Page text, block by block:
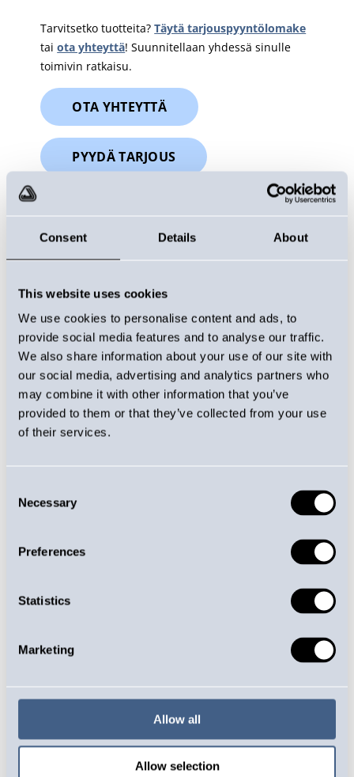
Consent Details About
This website uses cookies
We use cookies to personalise content and ads, to
provide social media features and to analyse our traffic.
We also share information about your use of our site with
our social media, advertising and analytics partners who
may combine it with other information that you’ve
provided to them or that they’ve collected from your use
of their services.
Selection
Necessary
Preferences
Statistics
Marketing
Allow all
Allow selection
Tarvitsetko tuotteita?Täytä tarjouspyyntölomake
taiota yhteyttä! Suunnitellaan yhdessä sinulle
toimivin ratkaisu.
OTA YHTEYTTÄ
PYYDÄ TARJOUS
levyosien
ominaisuuksia
luotettavasti Euroopan alueelta
yleisimmät materiaalit ovat
ruostumaton jousiteräs, musta